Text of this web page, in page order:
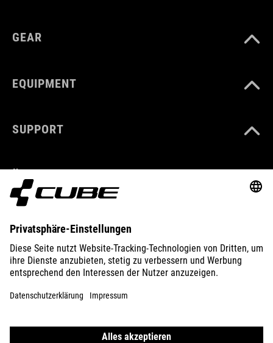
GEAR
EQUIPMENT
SUPPORT
ENTDECKEN